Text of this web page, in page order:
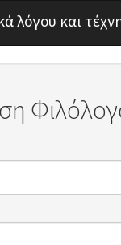
περιεχόμενο
λόγου και